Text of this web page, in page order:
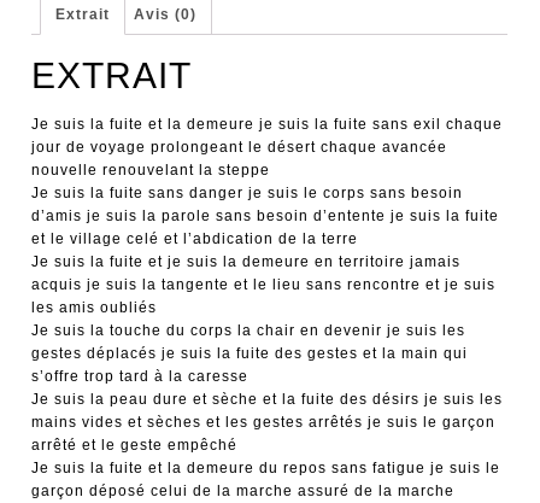
garçon
renoncé
édition)
Extrait Avis (0)
EXTRAIT
Je suis la fuite et la demeure je suis la fuite sans exil chaque
jour de voyage prolongeant le désert chaque avancée
nouvelle renouvelant la steppe
Je suis la fuite sans danger je suis le corps sans besoin
d’amis je suis la parole sans besoin d’entente je suis la fuite
et le village celé et l’abdication de la terre
Je suis la fuite et je suis la demeure en territoire jamais
acquis je suis la tangente et le lieu sans rencontre et je suis
les amis oubliés
Je suis la touche du corps la chair en devenir je suis les
gestes déplacés je suis la fuite des gestes et la main qui
s’offre trop tard à la caresse
Je suis la peau dure et sèche et la fuite des désirs je suis les
mains vides et sèches et les gestes arrêtés je suis le garçon
arrêté et le geste empêché
Je suis la fuite et la demeure du repos sans fatigue je suis le
garçon déposé celui de la marche assuré de la marche